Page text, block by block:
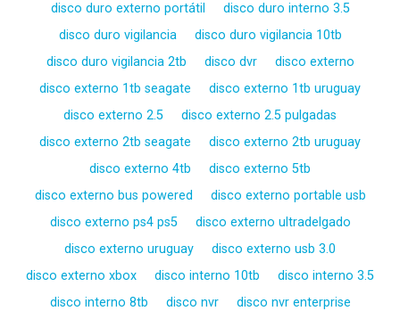
disco duro externo portátil
disco duro interno 3.5
disco duro vigilancia
disco duro vigilancia 10tb
disco duro vigilancia 2tb
disco dvr
disco externo
disco externo 1tb seagate
disco externo 1tb uruguay
disco externo 2.5
disco externo 2.5 pulgadas
disco externo 2tb seagate
disco externo 2tb uruguay
disco externo 4tb
disco externo 5tb
disco externo bus powered
disco externo portable usb
disco externo ps4 ps5
disco externo ultradelgado
disco externo uruguay
disco externo usb 3.0
disco externo xbox
disco interno 10tb
disco interno 3.5
disco interno 8tb
disco nvr
disco nvr enterprise